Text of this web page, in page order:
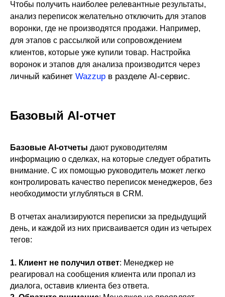
Чтобы получить наиболее релевантные результаты,
анализ переписок желательно отключить для этапов
воронки, где не производятся продажи. Например,
для этапов с рассылкой или сопровождением
клиентов, которые уже купили товар. Настройка
воронок и этапов для анализа производится через
личный кабинет Wazzup в разделе AI-сервис.
Базовый AI-отчет
Базовые AI-отчеты дают руководителям
информацию о сделках, на которые следует обратить
внимание. С их помощью руководитель может легко
контролировать качество переписок менеджеров, без
необходимости углубляться в CRM.
В отчетах анализируются переписки за предыдущий
день, и каждой из них присваивается один из четырех
тегов:
1. Клиент не получил ответ: Менеджер не
реагировал на сообщения клиента или пропал из
диалога, оставив клиента без ответа.